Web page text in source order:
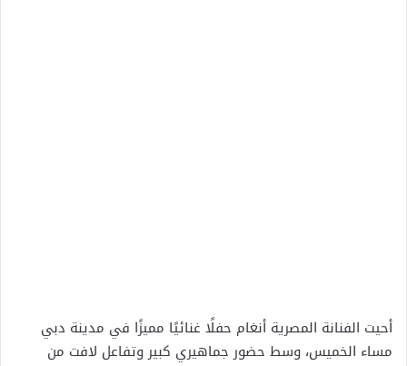
أحيت الفنانة المصرية أنغام حفلًا غنائيًا مميزًا في مدينة دبي
مساء الخميس، وسط حضور جماهيري كبير وتفاعل لافت من